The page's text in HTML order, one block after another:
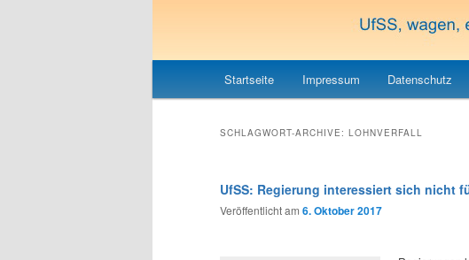
Zum
Zum
Startseite Impressum Datenschutz
SCHLAGWORT-ARCHIVE: LOHNVERFALL
UfSS: Regierung interessiert sich nicht
Veröffentlicht am 6. Oktober 2017